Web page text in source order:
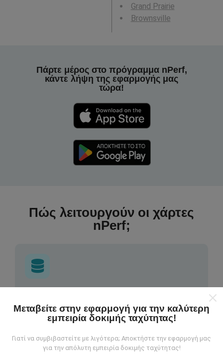
Grand Prairie
Brownsville
Πάρτε μέρος στο πρόγραμμα nPerf,
κάντε λήψη της εφαρμογής μας
τώρα!
Πώς λειτουργούν οι χάρτες
nPerf;
Τα δεδομένα συλλέγονται από δοκιμές που
nPerf. Αυτές είναι οι δοκιμές που διεξάγονται σε
πραγματικές συνθήκες, απευθείας στο πεδίο. Αν
Μεταβείτε στην εφαρμογή για την καλύτερη
εμπειρία δοκιμής ταχύτητας!
Γιατί να συμβιβαστείτε με λιγότερα; Αποκτήστε την εφαρμογή μας
για την απόλυτη εμπειρία δοκιμής ταχύτητας!